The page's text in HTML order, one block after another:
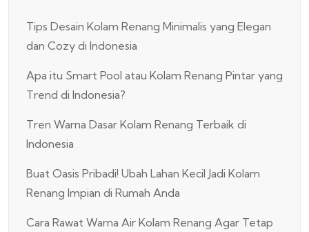
Tips Desain Kolam Renang Minimalis yang Elegan
dan Cozy di Indonesia
Apa itu Smart Pool atau Kolam Renang Pintar yang
Trend di Indonesia?
Tren Warna Dasar Kolam Renang Terbaik di
Indonesia
Buat Oasis Pribadi! Ubah Lahan Kecil Jadi Kolam
Renang Impian di Rumah Anda
Cara Rawat Warna Air Kolam Renang Agar Tetap